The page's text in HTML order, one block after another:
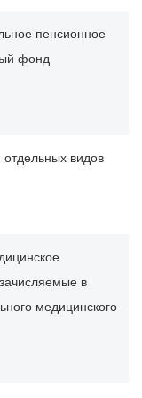
пенсионное
фонд
видов
в
медицинского